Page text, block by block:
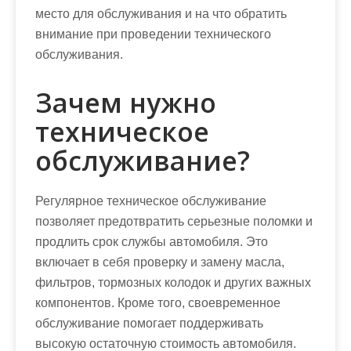
место для обслуживания и на что обратить
внимание при проведении технического
обслуживания.
Зачем нужно
техническое
обслуживание?
Регулярное техническое обслуживание
позволяет предотвратить серьезные поломки и
продлить срок службы автомобиля. Это
включает в себя проверку и замену масла,
фильтров, тормозных колодок и других важных
компонентов. Кроме того, своевременное
обслуживание помогает поддерживать
высокую остаточную стоимость автомобиля.